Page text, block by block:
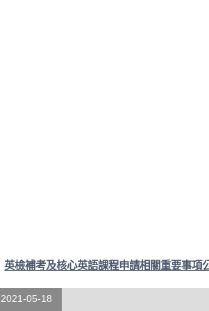
英檢補考及核心英語課程申請相關重要事項
2021-05-18